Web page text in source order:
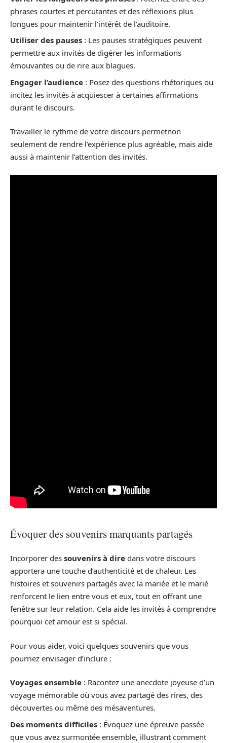
phrases courtes et percutantes et des réflexions plus
longues pour maintenir l’intérêt de l’auditoire.
Utiliser des pauses : Les pauses stratégiques peuvent
permettre aux invités de digérer les informations
émouvantes ou de rire aux blagues.
Engager l’audience : Posez des questions rhétoriques ou
incitez les invités à acquiescer à certaines affirmations
durant le discours.
Travailler le rythme de votre discours permetnon
seulement de rendre l’expérience plus agréable, mais aide
aussi à maintenir l’attention des invités.
Évoquer des souvenirs marquants partagés
Incorporer des souvenirs à dire dans votre discours
apportera une touche d’authenticité et de chaleur. Les
histoires et souvenirs partagés avec la mariée et le marié
renforcent le lien entre vous et eux, tout en offrant une
fenêtre sur leur relation. Cela aide les invités à comprendre
pourquoi cet amour est si spécial.
Pour vous aider, voici quelques souvenirs que vous
pourriez envisager d’inclure :
Voyages ensemble : Racontez une anecdote joyeuse d’un
voyage mémorable où vous avez partagé des rires, des
découvertes ou même des mésaventures.
Des moments difficiles : Évoquez une épreuve passée
que vous avez surmontée ensemble, illustrant comment